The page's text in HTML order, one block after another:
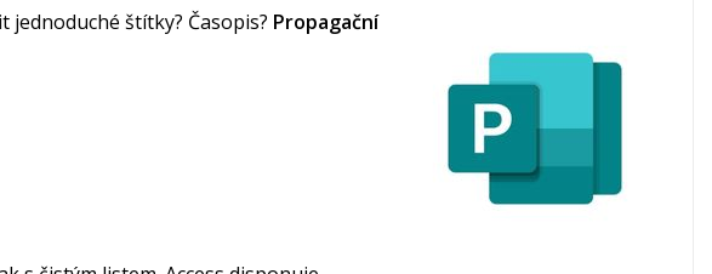
štítky? Časopis? Propagační